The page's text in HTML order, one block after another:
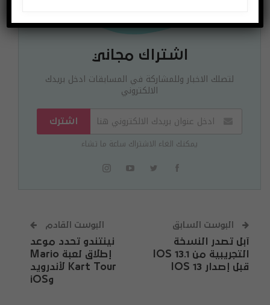
اشتراك مجاني
لتصلك الاخبار وللمشاركة في المسابقات ادخل بريدك
الالكتروني
اشترك
يمكنك الغاء الاشتراك ساعة ما تشاء
البوست السابق
آبل تصدر النسخة
التجريبية من IOS 13.1
قبل إصدار IOS 13
البوست القادم
نينتندو تحدد موعد
إطلاق لعبة Mario
Kart Tour لأندرويد
وiOS